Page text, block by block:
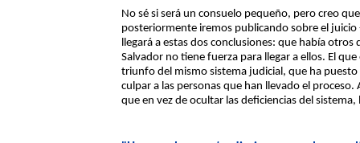
No sé si será un consuelo pequeño, pero creo
posteriormente iremos publicando sobre el
llegará a estas dos conclusiones: que había otros
Salvador no tiene fuerza para llegar a ellos. El
triunfo del mismo sistema judicial, que ha
culpar a las personas que han llevado el
que en vez de ocultar las deficiencias del